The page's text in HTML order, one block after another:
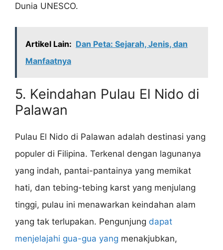
Dunia UNESCO.
Artikel Lain: Dan Peta: Sejarah, Jenis, dan
Manfaatnya
5. Keindahan Pulau El Nido di
Palawan
Pulau El Nido di Palawan adalah destinasi yang
populer di Filipina. Terkenal dengan lagunanya
yang indah, pantai-pantainya yang memikat
hati, dan tebing-tebing karst yang menjulang
tinggi, pulau ini menawarkan keindahan alam
yang tak terlupakan. Pengunjung dapat
menjelajahi gua-gua yang menakjubkan,